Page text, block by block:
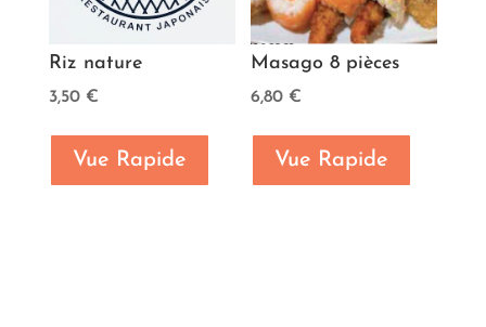
Riz nature
3,50 €
Vue Rapide
Masago 8 pièces
6,80 €
Vue Rapide